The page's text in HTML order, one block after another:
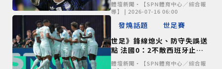
體壇新聞•【SPN體育中心／綜合報
導】 | 2026-07-16 06:00
發燒話題
世足賽
世足》鋒線熄火、防守失誤送
點 法國0：2不敵西班牙止步
四強
體壇新聞•【SPN體育中心／綜合報